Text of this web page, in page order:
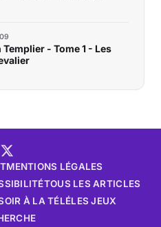
- Tome 1 - Les
MENTIONS LÉGALES
TOUS LES ARTICLES
À LA TÉLÉLES JEUX